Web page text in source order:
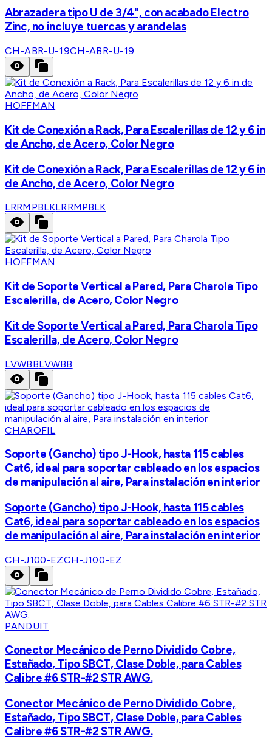
Abrazadera tipo U de 3/4", con acabado Electro
Zinc, no incluye tuercas y arandelas
CH-ABR-U-19CH-ABR-U-19
HOFFMAN
Kit de Conexión a Rack, Para Escalerillas de 12 y 6 in
de Ancho, de Acero, Color Negro
Kit de Conexión a Rack, Para Escalerillas de 12 y 6 in
de Ancho, de Acero, Color Negro
LRRMPBLKLRRMPBLK
HOFFMAN
Kit de Soporte Vertical a Pared, Para Charola Tipo
Escalerilla, de Acero, Color Negro
Kit de Soporte Vertical a Pared, Para Charola Tipo
Escalerilla, de Acero, Color Negro
LVWBBLVWBB
CHAROFIL
Soporte (Gancho) tipo J-Hook, hasta 115 cables
Cat6, ideal para soportar cableado en los espacios
de manipulación al aire, Para instalación en interior
Soporte (Gancho) tipo J-Hook, hasta 115 cables
Cat6, ideal para soportar cableado en los espacios
de manipulación al aire, Para instalación en interior
CH-J100-EZCH-J100-EZ
PANDUIT
Conector Mecánico de Perno Dividido Cobre,
Estañado, Tipo SBCT, Clase Doble, para Cables
Calibre #6 STR-#2 STR AWG.
Conector Mecánico de Perno Dividido Cobre,
Estañado, Tipo SBCT, Clase Doble, para Cables
Calibre #6 STR-#2 STR AWG.